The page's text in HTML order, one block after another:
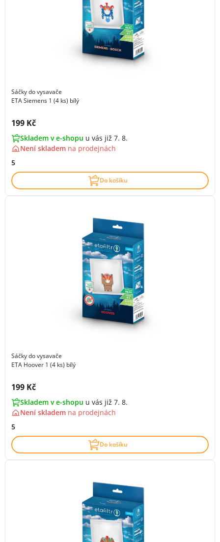
Sáčky do vysavače
ETA Siemens 1 (4 ks) bílý
Cena s DPH:
199 Kč
Skladem v e-shopu u vás již 7. 8.
Není skladem na prodejnách
5
Do košíku
Sáčky do vysavače
ETA Hoover 1 (4 ks) bílý
Cena s DPH:
199 Kč
Skladem v e-shopu u vás již 7. 8.
Není skladem na prodejnách
5
Do košíku